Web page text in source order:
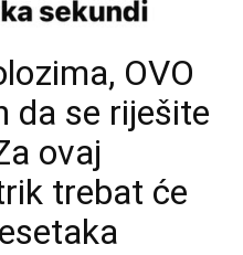
OVO
da se riješite
ovaj
trebat će